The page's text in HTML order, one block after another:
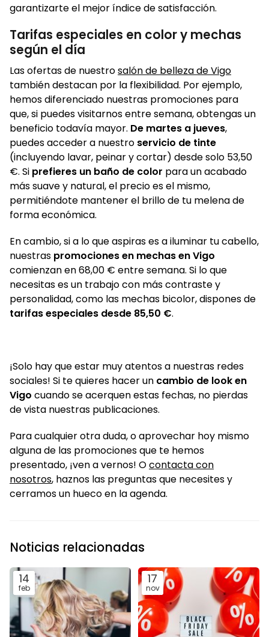
garantizarte el mejor índice de satisfacción.
Tarifas especiales en color y mechas
según el día
Las ofertas de nuestrosalón de belleza de Vigo
también destacan por la flexibilidad. Por ejemplo,
hemos diferenciado nuestras promociones para
que, si puedes visitarnos entre semana, obtengas un
beneficio todavía mayor. De martes a jueves,
puedes acceder a nuestro servicio de tinte
(incluyendo lavar, peinar y cortar) desde solo 53,50
€. Si prefieres un baño de color para un acabado
más suave y natural, el precio es el mismo,
permitiéndote mantener el brillo de tu melena de
forma económica.
En cambio, si a lo que aspiras es a iluminar tu cabello,
nuestras promociones en mechas en Vigo
comienzan en 68,00 € entre semana. Si lo que
necesitas es un trabajo con más contraste y
personalidad, como las mechas bicolor, dispones de
tarifas especiales desde 85,50 €.
¡Solo hay que estar muy atentos a nuestras redes
sociales! Si te quieres hacer un cambio de look en
Vigo cuando se acerquen estas fechas, no pierdas
de vista nuestras publicaciones.
Para cualquier otra duda, o aprovechar hoy mismo
alguna de las promociones que te hemos
presentado, ¡ven a vernos! Ocontacta con
nosotros, haznos las preguntas que necesites y
cerramos un hueco en la agenda.
Noticias relacionadas
14
feb
17
nov